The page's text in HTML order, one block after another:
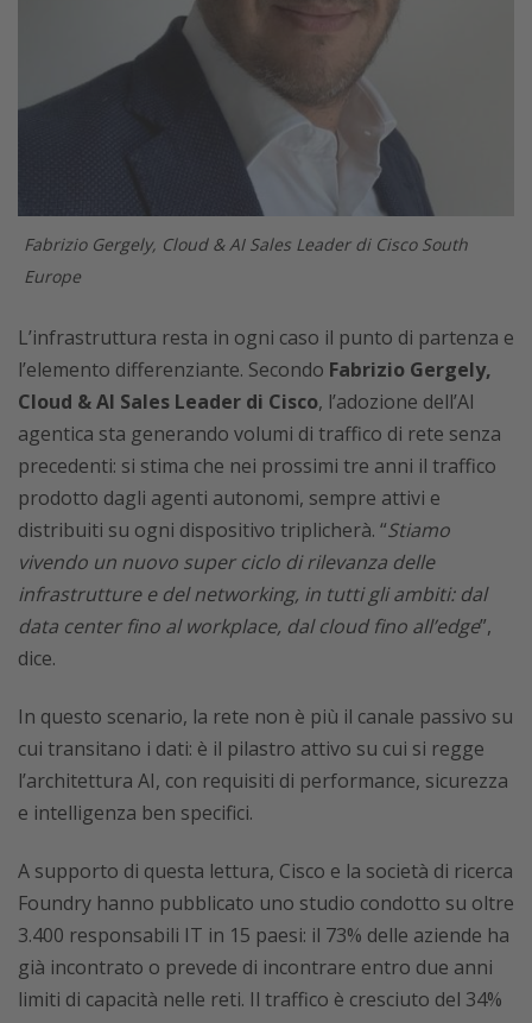
Fabrizio Gergely, Cloud & AI Sales Leader di Cisco South
Europe
L’infrastruttura resta in ogni caso il punto di partenza e
l’elemento differenziante. Secondo Fabrizio Gergely,
Cloud & AI Sales Leader di Cisco, l’adozione dell’AI
agentica sta generando volumi di traffico di rete senza
precedenti: si stima che nei prossimi tre anni il traffico
prodotto dagli agenti autonomi, sempre attivi e
distribuiti su ogni dispositivo triplicherà. “Stiamo
vivendo un nuovo super ciclo di rilevanza delle
infrastrutture e del networking, in tutti gli ambiti: dal
data center fino al workplace, dal cloud fino all’edge”,
dice.
In questo scenario, la rete non è più il canale passivo su
cui transitano i dati: è il pilastro attivo su cui si regge
l’architettura AI, con requisiti di performance, sicurezza
e intelligenza ben specifici.
A supporto di questa lettura, Cisco e la società di ricerca
Foundry hanno pubblicato uno studio condotto su oltre
3.400 responsabili IT in 15 paesi: il 73% delle aziende ha
già incontrato o prevede di incontrare entro due anni
limiti di capacità nelle reti. Il traffico è cresciuto del 34%